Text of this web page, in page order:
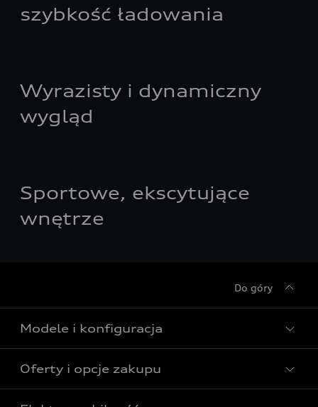
szybkość ładowania
Wyrazisty i dynamiczny
wygląd
Sportowe, ekscytujące
wnętrze
Do góry
Modele i konfiguracja
Wszystkie modele Audi
Modele elektryczne Audi
Oferty i opcje zakupu